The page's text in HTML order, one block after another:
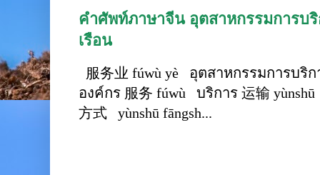
คำศัพท์ภาษาจีน อุตสาหกรรมการบ
เรือน
服务业 fúwù yè อุตสาหกรรมการบริ
องค์กร 服务 fúwù บริการ 运输
方式 yùnshū fāngsh...